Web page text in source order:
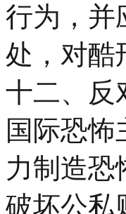
行为，并
处，对酷
十二、反
国际恐
力制造恐
破坏公私